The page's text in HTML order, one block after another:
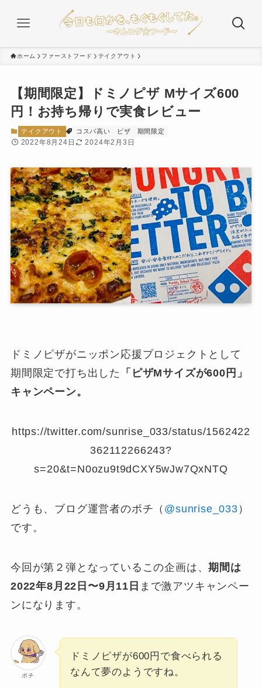
ホーム ファーストフード テイクアウト
【期間限定】ドミノピザ Mサイズ600
円！お持ち帰りで実食レビュー
テイクアウト コスパ高い ピザ 期間限定
2022年8月24日 2024年2月3日
ドミノピザがニッポン応援プロジェクトとして
期間限定で打ち出した
「ピザMサイズが600円」
キャンペーン。
https://twitter.com/sunrise_033/status/1562422
362112266243?
s=20&t=N0ozu9t9dCXY5wJw7QxNTQ
どうも、ブログ運営者のポチ（ @sunrise_033 ）
です。
今回が第２弾となっているこの企画は、期間は
2022年8月22日〜9月11日 まで激アツキャンペー
ンになります。
ポチ
ドミノピザが600円で食べられる
なんて夢のようですね。